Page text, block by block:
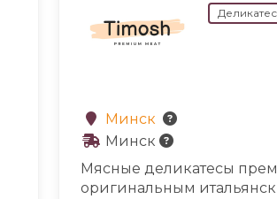
Минск
Минск
Мясные деликатесы
оригинальным